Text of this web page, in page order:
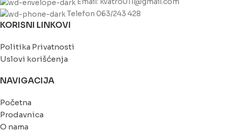
Telefon 063/243 428
KORISNI LINKOVI
Politika Privatnosti
Uslovi korišćenja
NAVIGACIJA
Početna
Prodavnica
O nama